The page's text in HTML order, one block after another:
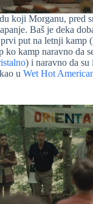
koji Morganu, pred
Baš je deka
put na letnji kamp
ko kamp naravno da
) i naravno da su
u Wet Hot